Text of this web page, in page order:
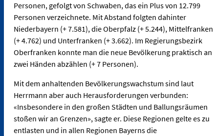
Personen, gefolgt von Schwaben, das ein Plus von 12.799
Personen verzeichnete. Mit Abstand folgten dahinter
Niederbayern (+ 7.581), die Oberpfalz (+ 5.244), Mittelfranken
(+ 4.762) und Unterfranken (+ 3.662). Im Regierungsbezirk
Oberfranken konnte man die neue Bevölkerung praktisch an
zwei Händen abzählen (+ 7 Personen).
Mit dem anhaltenden Bevölkerungswachstum sind laut
Herrmann aber auch Herausforderungen verbunden:
«Insbesondere in den großen Städten und Ballungsräumen
stoßen wir an Grenzen», sagte er. Diese Regionen gelte es zu
entlasten und in allen Regionen Bayerns die